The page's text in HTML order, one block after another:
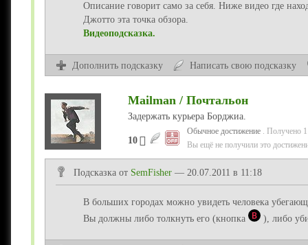
Описание говорит само за себя. Ниже видео где
Джотто эта точка обзора.
Видеоподсказка.
Дополнить подсказку Написать свою подсказку
Mailman / Почтальон
Задержать курьера Борджиа.
10
Обычное достижение . Получено
Вы ещё не получили это
Подсказка от SemFisher — 20.07.2011 в 11:18
В больших городах можно увидеть человека
Вы должны либо толкнуть его (кнопка
), либо